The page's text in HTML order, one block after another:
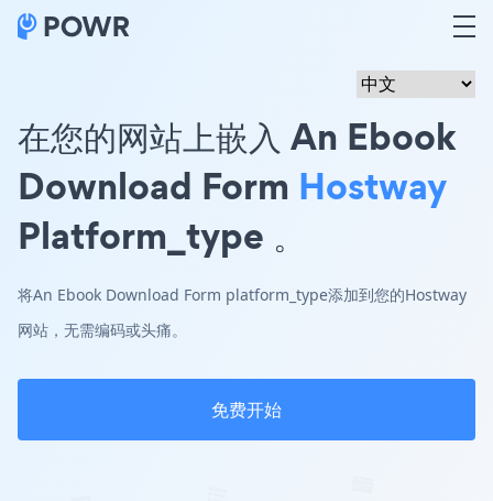
在您的网站上嵌入 An Ebook
Download Form Hostway
Platform_type 。
将An Ebook Download Form platform_type添加到您的Hostway
网站，无需编码或头痛。
免费开始